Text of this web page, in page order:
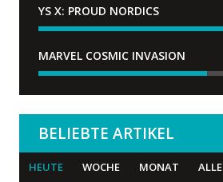
YS X: PROUD NORDICS
MARVEL COSMIC INVASION
BELIEBTE ARTIKEL
HEUTE WOCHE MONAT ALLE